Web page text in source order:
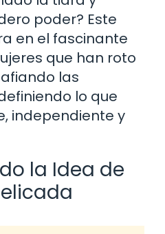
poder? Este
en el fascinante
que han roto
las
lo que
independiente y
la Idea de